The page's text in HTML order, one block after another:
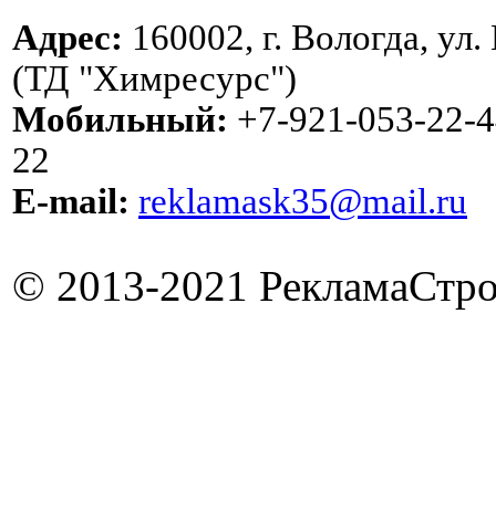
Адрес: 160002, г. Вологда,
(ТД "Химресурс")
Мобильный: +7-921-053-22-
22
E-mail: reklamask35@mail.ru
© 2013-2021